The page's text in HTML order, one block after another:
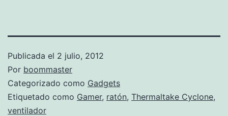
Publicada el 2 julio, 2012
Por boommaster
Categorizado como Gadgets
Etiquetado como Gamer, ratón, Thermaltake Cyclone,
ventilador